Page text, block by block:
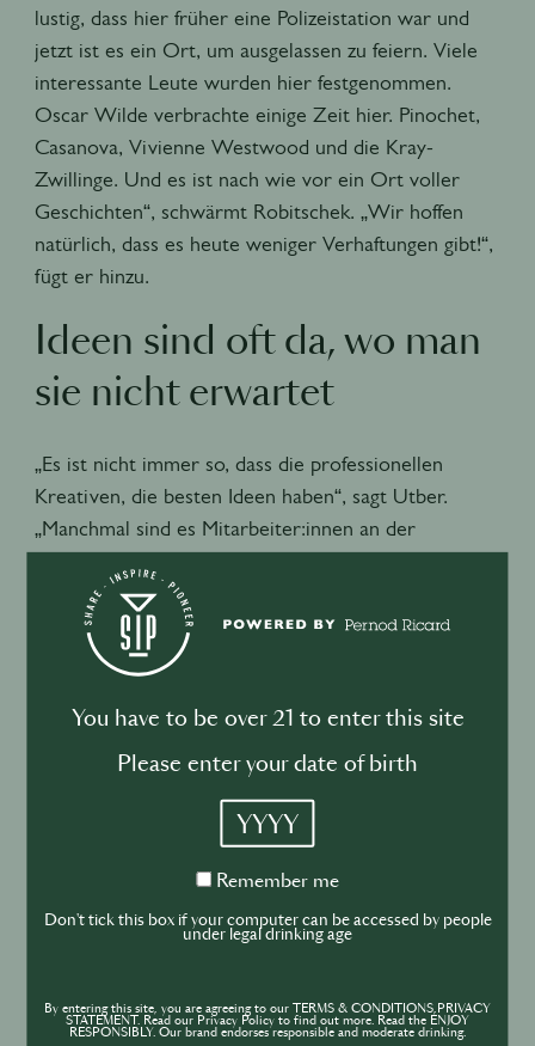
lustig, dass hier früher eine Polizeistation war und
jetzt ist es ein Ort, um ausgelassen zu feiern. Viele
interessante Leute wurden hier festgenommen.
Oscar Wilde verbrachte einige Zeit hier. Pinochet,
Casanova, Vivienne Westwood und die Kray-
Zwillinge. Und es ist nach wie vor ein Ort voller
Geschichten“, schwärmt Robitschek. „Wir hoffen
natürlich, dass es heute weniger Verhaftungen gibt!“,
fügt er hinzu.
Ideen sind oft da, wo man
sie nicht erwartet
„Es ist nicht immer so, dass die professionellen
Kreativen, die besten Ideen haben“, sagt Utber.
„Manchmal sind es Mitarbeiter:innen an der
Rezeption oder die Kinder eines Teammitglieds.Es
zahlt sich immer aus, offen und ohne Vorurteile
Ideen zu sammeln.“
Decimoim Londoner Standard fanden
wochenlang Workshops und Brainstormings statt,
Eines Abends unterhielt sich Küchenchef Peter
Sanchez-Iglesias mit seinem Vater Paco darüber, wie
man „zehn“ (die Etage, auf der sich das Restaurant
befindet) auf Spanisch ausdrücken kann. Paco schlug
„Decimo“ vor. Und der Name passte perfekt zu der
spanisch-mexikanisch inspirierten Karte und der
Als Utber auf der Suche nach einem Namen für sein
You have to be over 21 to enter this site
Please enter your date of birth
YYYY
Remember
Remember me
Don't tick this box if your computer can be accessed by people
under legal drinking age
By entering this site, you are agreeing to our TERMS & CONDITIONS,PRIVACY
STATEMENT. Read our Privacy Policy to find out more. Read the ENJOY
RESPONSIBLY. Our brand endorses responsible and moderate drinking.